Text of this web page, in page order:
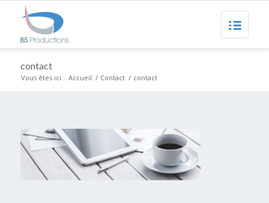
contact
Vous êtes ici : Accueil / Contact / contact